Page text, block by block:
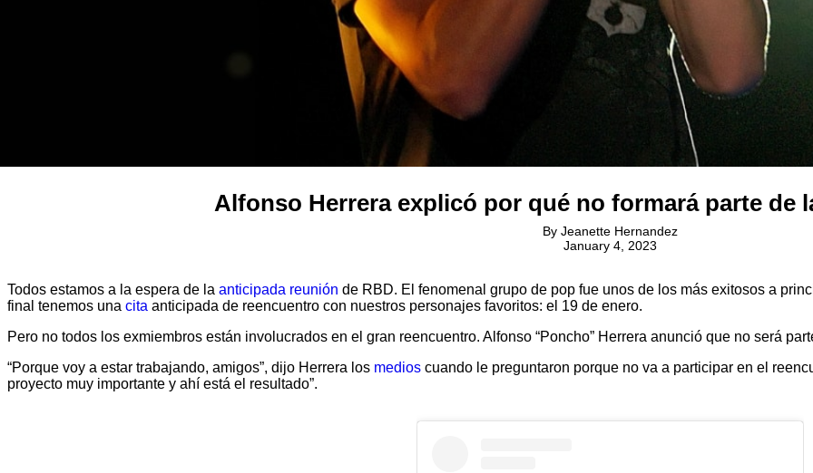
Alfonso Herrera explicó por qué no formará parte de
By Jeanette Hernandez
January 4, 2023
Todos estamos a la espera de la anticipada reunión de RBD. El fenomenal grupo de pop fue unos de los más exitosos a
final tenemos una cita anticipada de reencuentro con nuestros personajes favoritos: el 19 de enero.
Pero no todos los exmiembros están involucrados en el gran reencuentro. Alfonso “Poncho” Herrera anunció que no será
“Porque voy a estar trabajando, amigos”, dijo Herrera los medios cuando le preguntaron porque no va a participar en el
proyecto muy importante y ahí está el resultado”.